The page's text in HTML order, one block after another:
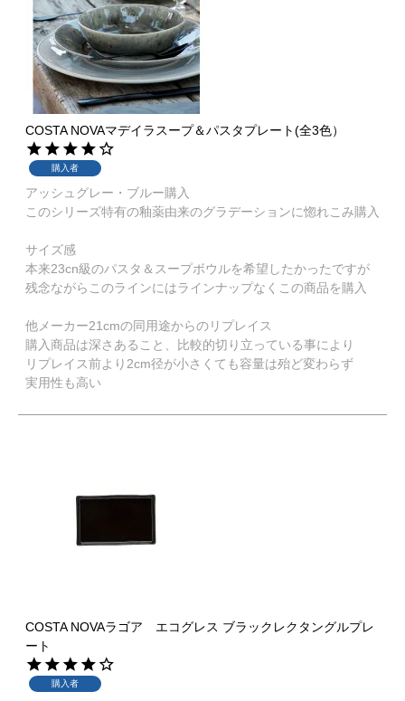
COSTA NOVAマデイラスープ＆パスタプレート(全3色）
購入者
アッシュグレー・ブルー購入
このシリーズ特有の釉薬由来のグラデーションに惚れこみ購入
サイズ感
本来23cn級のパスタ＆スープボウルを希望したかったですが
残念ながらこのラインにはラインナップなくこの商品を購入
他メーカー21cmの同用途からのリプレイス
購入商品は深さあること、比較的切り立っている事により
リプレイス前より2cm径が小さくても容量は殆ど変わらず
実用性も高い
COSTA NOVAラゴア エコグレス ブラックレクタングルプレ
ート
購入者